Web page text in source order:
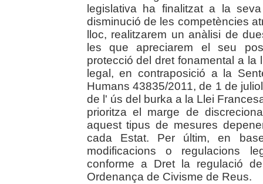
legislativa ha finalitzat a la
disminució de les competències
lloc, realitzarem un anàlisi de
les que apreciarem el seu
protecció del dret fonamental a la
legal, en contraposició a la
Humans 43835/2011, de 1 de
de l' ús del burka a la Llei
prioritza el marge de
aquest tipus de mesures
cada Estat. Per últim, en
modificacions o regulacions
conforme a Dret la regulació
Ordenança de Civisme de Reus.